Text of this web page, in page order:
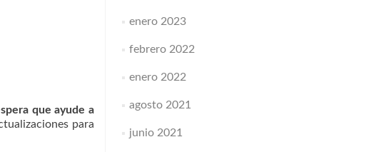
que ayude a
para
enero 2023
febrero 2022
enero 2022
agosto 2021
junio 2021